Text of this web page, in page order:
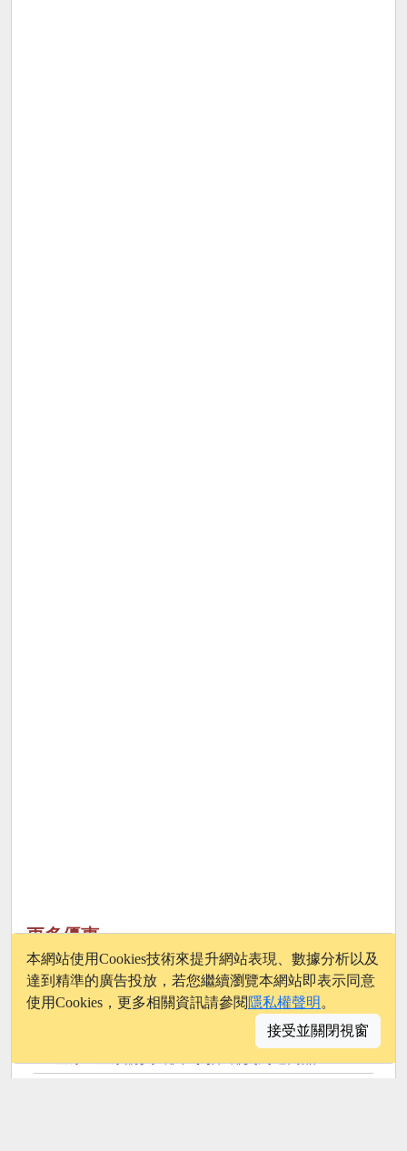
更多優惠
萊爾富-萊爾富抽獎天天刷聯邦單筆滿199元抽黃金豆
全家-全家抽獎Fun暑假全家超級配抽30份鮮食咖啡飲品
全家圭賢揪你了抽圭賢親筆簽名海報送圭賢小卡杯墊
本網站使用Cookies技術來提升網站表現、數據分析以及
達到精準的廣告投放，若您繼續瀏覽本網站即表示同意
使用Cookies，更多相關資訊請參閱 隱私權聲明 。
接受並關閉視窗